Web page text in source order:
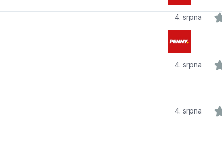
4. srpna
4. srpna
4. srpna